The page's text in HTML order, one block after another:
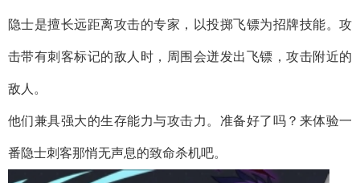
隐士是擅长远距离攻击的专家，以投掷飞镖为招牌技能。攻
击带有刺客标记的敌人时，周围会迸发出飞镖，攻击附近的
敌人。
他们兼具强大的生存能力与攻击力。准备好了吗？来体验一
番隐士刺客那悄无声息的致命杀机吧。